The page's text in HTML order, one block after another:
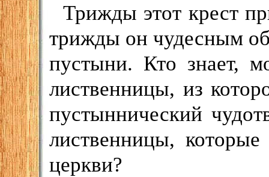
Трижды этот крест
трижды он чудесным
пустыни. Кто знает,
лиственницы, из
пустыннический
лиственницы, которые
церкви?